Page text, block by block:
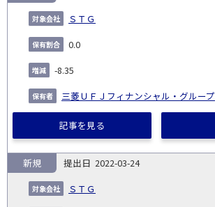
ＳＴＧ
0.0
-8.35
三菱ＵＦＪフィナンシャル・グループ
記事を見る
2022-03-24
ＳＴＧ
新規